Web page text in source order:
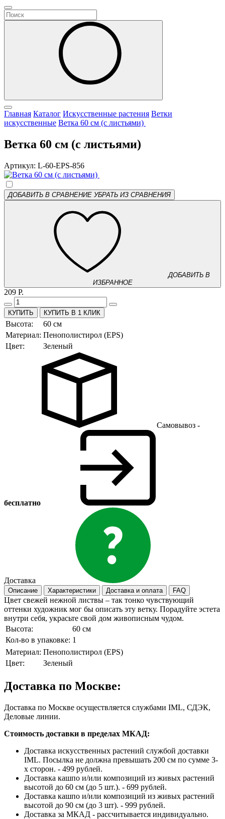
Главная Каталог Искусственные растения Ветки
искусственные Ветка 60 см (с листьями)
Ветка 60 см (с листьями)
Артикул: L-60-EPS-856
ДОБАВИТЬ В СРАВНЕНИЕ УБРАТЬ ИЗ СРАВНЕНИЯ
ДОБАВИТЬ В
ИЗБРАННОЕ
209 Р.
КУПИТЬ В 1 КЛИК
Высота:
60 см
Материал: Пенополистирол (EPS)
Цвет:
Зеленый
Самовывоз -
бесплатно
Доставка
Описание Характеристики Доставка и оплата FAQ
Цвет свежей нежной листвы – так тонко чувствующий
оттенки художник мог бы описать эту ветку. Порадуйте эстета
внутри себя, украсьте свой дом живописным чудом.
Высота:
60 см
Кол-во в упаковке: 1
Материал: Пенополистирол (EPS)
Цвет:
Зеленый
Доставка по Москве:
Доставка по Москве осуществляется службами IML, СДЭК,
Деловые линии.
Стоимость доставки в пределах МКАД:
Доставка искусственных растений службой доставки
IML. Посылка не должна превышать 200 см по сумме 3-
х сторон. - 499 рублей.
Доставка кашпо и/или композиций из живых растений
высотой до 60 см (до 5 шт.). - 699 рублей.
Доставка кашпо и/или композиций из живых растений
высотой до 90 см (до 3 шт). - 999 рублей.
Доставка за МКАД - рассчитывается индивидуально.